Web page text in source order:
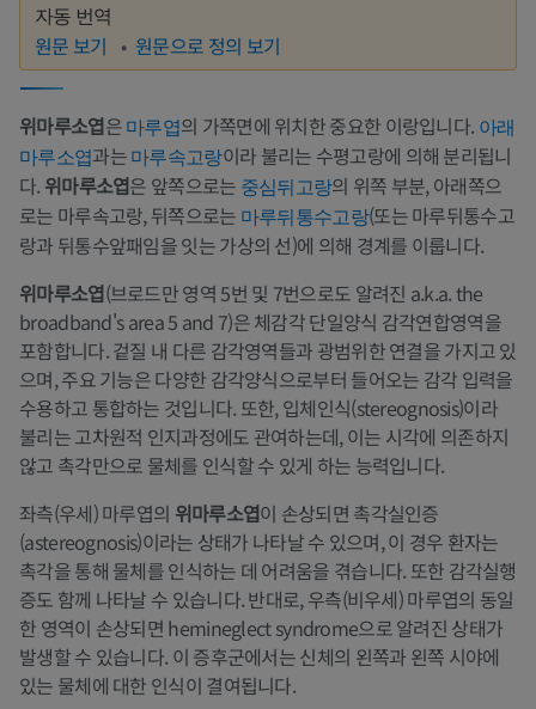
자동 번역
원문 보기 원문으로 정의 보기
위마루소엽은마루엽의 가쪽면에 위치한 중요한 이랑입니다. 아래
마루소엽과는마루속고랑이라 불리는 수평고랑에 의해 분리됩니
다. 위마루소엽은 앞쪽으로는 중심뒤고랑의 위쪽 부분, 아래쪽으
로는 마루속고랑, 뒤쪽으로는 마루뒤통수고랑(또는 마루뒤통수고
랑과 뒤통수앞패임을 잇는 가상의 선)에 의해 경계를 이룹니다.
위마루소엽(브로드만 영역 5번 및 7번으로도 알려진 a.k.a. the
broadband's area 5 and 7)은 체감각 단일양식 감각연합영역을
포함합니다. 겉질 내 다른 감각영역들과 광범위한 연결을 가지고 있
으며, 주요 기능은 다양한 감각양식으로부터 들어오는 감각 입력을
수용하고 통합하는 것입니다. 또한, 입체인식(stereognosis)이라
불리는 고차원적 인지과정에도 관여하는데, 이는 시각에 의존하지
않고 촉각만으로 물체를 인식할 수 있게 하는 능력입니다.
좌측(우세) 마루엽의 위마루소엽이 손상되면 촉각실인증
(astereognosis)이라는 상태가 나타날 수 있으며, 이 경우 환자는
촉각을 통해 물체를 인식하는 데 어려움을 겪습니다. 또한 감각실행
증도 함께 나타날 수 있습니다. 반대로, 우측(비우세) 마루엽의 동일
한 영역이 손상되면 hemineglect syndrome으로 알려진 상태가
발생할 수 있습니다. 이 증후군에서는 신체의 왼쪽과 왼쪽 시야에
있는 물체에 대한 인식이 결여됩니다.